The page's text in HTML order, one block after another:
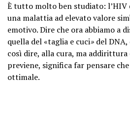
È tutto molto ben studiato: l’HIV
una malattia ad elevato valore
emotivo. Dire che ora abbiamo a
quella del «taglia e cuci» del
così dire, alla cura, ma
previene, significa far pensare
ottimale.